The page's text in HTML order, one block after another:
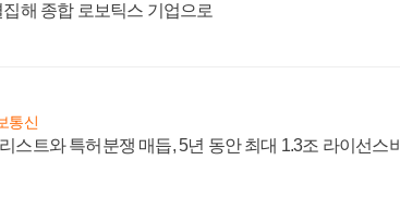
집해 종합 로보틱스 기업으로
통신
스트와 특허분쟁 매듭, 5년 동안 최대 1.3조 라이선스비